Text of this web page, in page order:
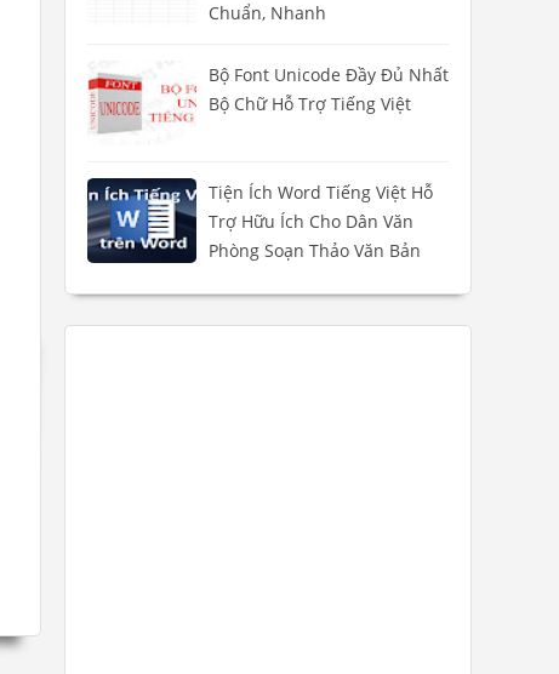
Chuẩn, Nhanh
Bộ Font Unicode Đầy Đủ Nhất
Bộ Chữ Hỗ Trợ Tiếng Việt
Tiện Ích Word Tiếng Việt Hỗ
Trợ Hữu Ích Cho Dân Văn
Phòng Soạn Thảo Văn Bản